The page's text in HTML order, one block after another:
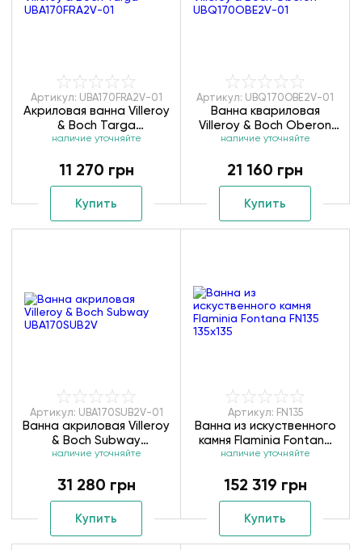
Артикул: UBA170FRA2V-01
Акриловая ванна Villeroy
& Boch Targa
UBA170FRA2V-01
наличие уточняйте
11 270 грн
Купить
Артикул: UBQ170OBE2V-01
Ванна квариловая
Villeroy & Boch Oberon
UBQ170OBE2V-01
наличие уточняйте
21 160 грн
Купить
Артикул: UBA170SUB2V-01
Ванна акриловая Villeroy
& Boch Subway
UBA170SUB2V
наличие уточняйте
31 280 грн
Купить
Артикул: FN135
Ванна из искуственного
камня Flaminia Fontana
FN135 135х135
наличие уточняйте
152 319 грн
Купить